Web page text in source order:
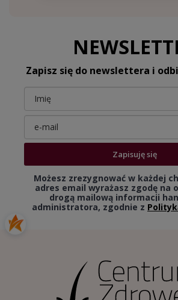
Zapisz się do newslettera i
Zapisuję się
Możesz zrezygnować w każdej
adres email wyrażasz zgodę na
drogą mailową informacji
administratora, zgodnie z